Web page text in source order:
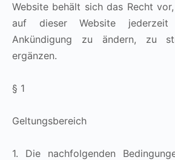
Website behält sich das Recht
auf dieser Website jederzeit
Ankündigung zu ändern, zu
ergänzen.
§ 1
Geltungsbereich
1. Die nachfolgenden